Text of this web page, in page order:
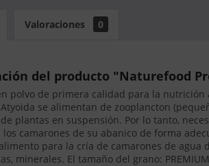
Valoraciones 0
del producto "Naturefood
polvo de primera calidad para la nutrición
se alimentan de zooplancton
plantas en suspensión. Por lo tanto,
camarones de su abanico de forma
para la cría de camarones de agua
minerales. El tamaño del grano: